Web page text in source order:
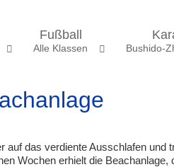
Fußball
Alle Klassen Bushido-
das verdiente Ausschlafen und
Wochen erhielt die